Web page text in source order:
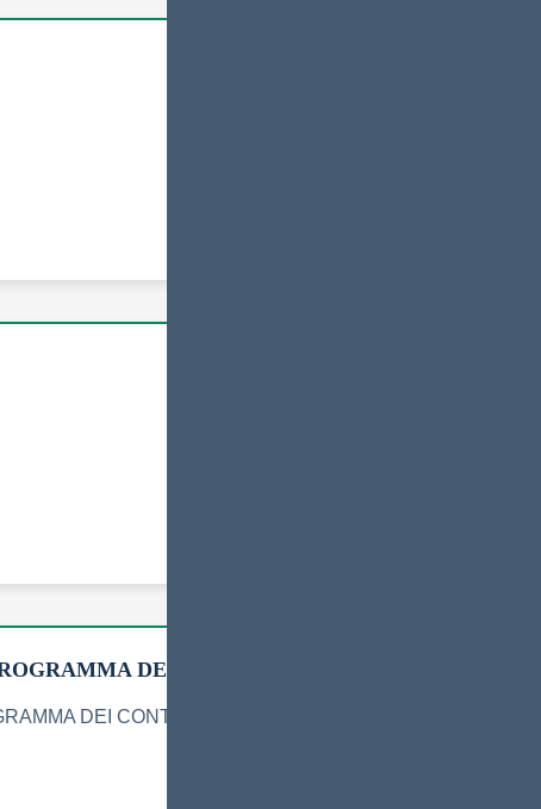
DEI CONTRATTI ANNUALI IRC ANNO
DEI CONTRATTI ANNUALI IRC ANNO SCOLASTICO